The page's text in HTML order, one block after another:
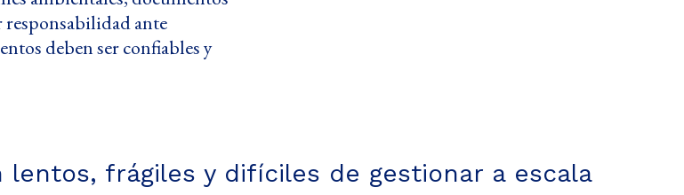
responsabilidad ante
deben ser confiables y
frágiles y difíciles de gestionar a escala